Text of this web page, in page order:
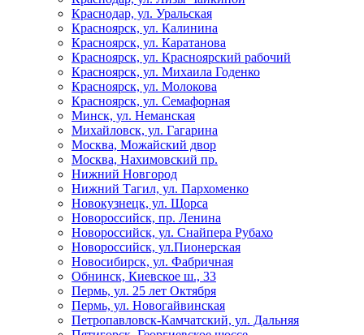
Краснодар, ул. Уральская
Красноярск, ул. Калинина
Красноярск, ул. Каратанова
Красноярск, ул. Красноярский рабочий
Красноярск, ул. Михаила Годенко
Красноярск, ул. Молокова
Красноярск, ул. Семафорная
Минск, ул. Неманская
Михайловск, ул. Гагарина
Москва, Можайский двор
Москва, Нахимовский пр.
Нижний Новгород
Нижний Тагил, ул. Пархоменко
Новокузнецк, ул. Щорса
Новороссийск, пр. Ленина
Новороссийск, ул. Снайпера Рубахо
Новороссийск, ул.Пионерская
Новосибирск, ул. Фабричная
Обнинск, Киевское ш., 33
Пермь, ул. 25 лет Октября
Пермь, ул. Новогайвинская
Петропавловск-Камчатский, ул. Дальняя